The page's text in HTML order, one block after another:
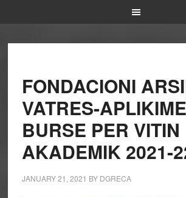
FONDACIONI
VATRES-
BURSE PER VITIN
AKADEMIK 2021-
JANUARY 21, 2021 BY DGRECA